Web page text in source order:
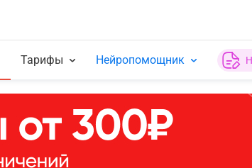
Тарифы Нейропомощник